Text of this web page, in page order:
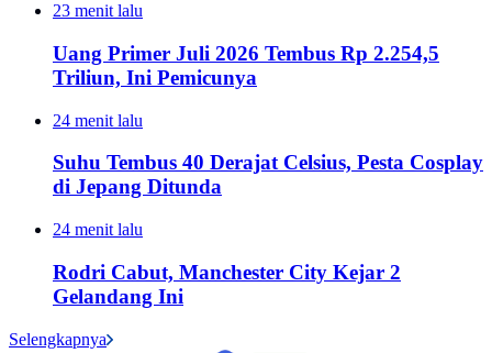
23 menit lalu
Uang Primer Juli 2026 Tembus Rp 2.254,5
Triliun, Ini Pemicunya
24 menit lalu
Suhu Tembus 40 Derajat Celsius, Pesta Cosplay
di Jepang Ditunda
24 menit lalu
Rodri Cabut, Manchester City Kejar 2
Gelandang Ini
Selengkapnya